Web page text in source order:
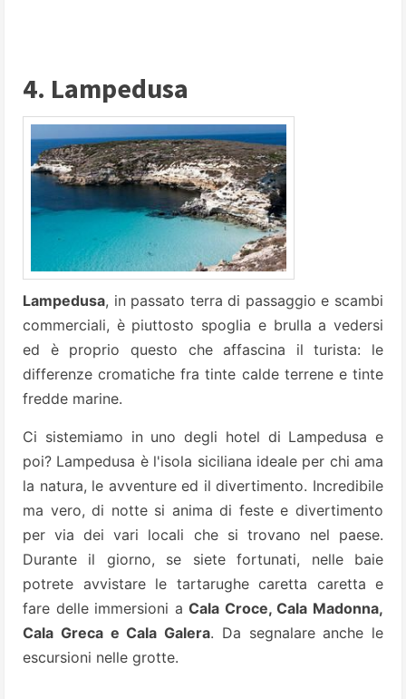
4. Lampedusa
Lampedusa, in passato terra di passaggio e scambi
commerciali, è piuttosto spoglia e brulla a vedersi
ed è proprio questo che affascina il turista: le
differenze cromatiche fra tinte calde terrene e tinte
fredde marine.
Ci sistemiamo in uno degli hotel di Lampedusa e
poi? Lampedusa è l'isola siciliana ideale per chi ama
la natura, le avventure ed il divertimento. Incredibile
ma vero, di notte si anima di feste e divertimento
per via dei vari locali che si trovano nel paese.
Durante il giorno, se siete fortunati, nelle baie
potrete avvistare le tartarughe caretta caretta e
fare delle immersioni aCala Croce, Cala Madonna,
Cala Greca e Cala Galera. Da segnalare anche le
escursioni nelle grotte.